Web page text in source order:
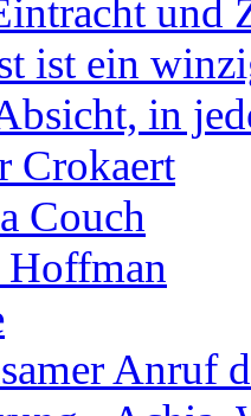
und
ist ein
in
Crokaert
Couch
Hoffman
Anruf